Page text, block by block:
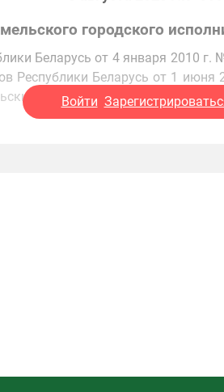
городского
Беларусь от 4 января 2010
Республики Беларусь от 1
Войти